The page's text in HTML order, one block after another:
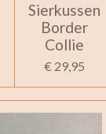
Sierkussen
Border
Collie
€ 29,95